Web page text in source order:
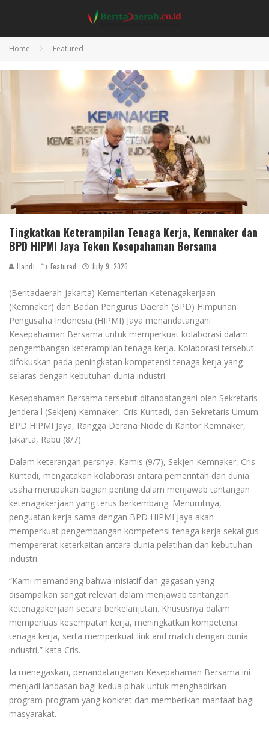
Home Featured
Tingkatkan Keterampilan Tenaga Kerja, Kemnaker dan
BPD HIPMI Jaya Teken Kesepahaman Bersama
Handi Featured July 9, 2026
(Beritadaerah-Jakarta) Kementerian Ketenagakerjaan
(Kemnaker) dan Badan Pengurus Daerah (BPD) Himpunan
Pengusaha Indonesia (HIPMI) Jaya menandatangani
Kesepahaman Bersama untuk memperkuat kolaborasi dalam
pengembangan keterampilan tenaga kerja. Kolaborasi tersebut
difokuskan pada peningkatan kompetensi tenaga kerja yang
selaras dengan kebutuhan dunia industri.
Kesepahaman Bersama tersebut ditandatangani oleh Sekretaris
Jendera l (Sekjen) Kemnaker, Cris Kuntadi, dan Sekretaris Umum
BPD HIPMI Jaya, Rangga Derana Niode di Kantor Kemnaker,
Jakarta, Rabu (8/7).
Dalam keterangan persnya, Kamis (9/7), Sekjen Kemnaker, Cris
Kuntadi, mengatakan kolaborasi antara pemerintah dan dunia
usaha merupakan bagian penting dalam menjawab tantangan
ketenagakerjaan yang terus berkembang. Menurutnya,
penguatan kerja sama dengan BPD HIPMI Jaya akan
memperkuat pengembangan kompetensi tenaga kerja sekaligus
mempererat keterkaitan antara dunia pelatihan dan kebutuhan
industri.
“Kami memandang bahwa inisiatif dan gagasan yang
disampaikan sangat relevan dalam menjawab tantangan
ketenagakerjaan secara berkelanjutan. Khususnya dalam
memperluas kesempatan kerja, meningkatkan kompetensi
tenaga kerja, serta memperkuat link and match dengan dunia
industri,” kata Cris.
Ia menegaskan, penandatanganan Kesepahaman Bersama ini
menjadi landasan bagi kedua pihak untuk menghadirkan
program-program yang konkret dan memberikan manfaat bagi
masyarakat.